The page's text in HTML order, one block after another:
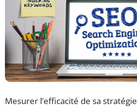
Mesurer l’efficacité de sa stratégie